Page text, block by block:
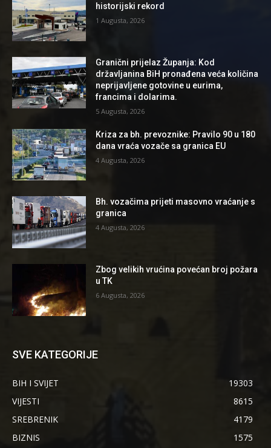
historijski rekord
1 Augusta, 2026
Granični prijelaz Županja: Kod
državljanina BiH pronađena veća količina
neprijavljene gotovine u eurima,
francima i dolarima.
5 Augusta, 2026
Kriza za bh. prevoznike: Pravilo 90 u 180
dana vraća vozače sa granica EU
4 Augusta, 2026
Bh. vozačima prijeti masovno vraćanje s
granica
4 Augusta, 2026
Zbog velikih vrućina povećan broj požara
u TK
6 Augusta, 2026
SVE KATEGORIJE
BIH I SVIJET
19303
VIJESTI
8615
SREBRENIK
4179
BIZNIS
1575